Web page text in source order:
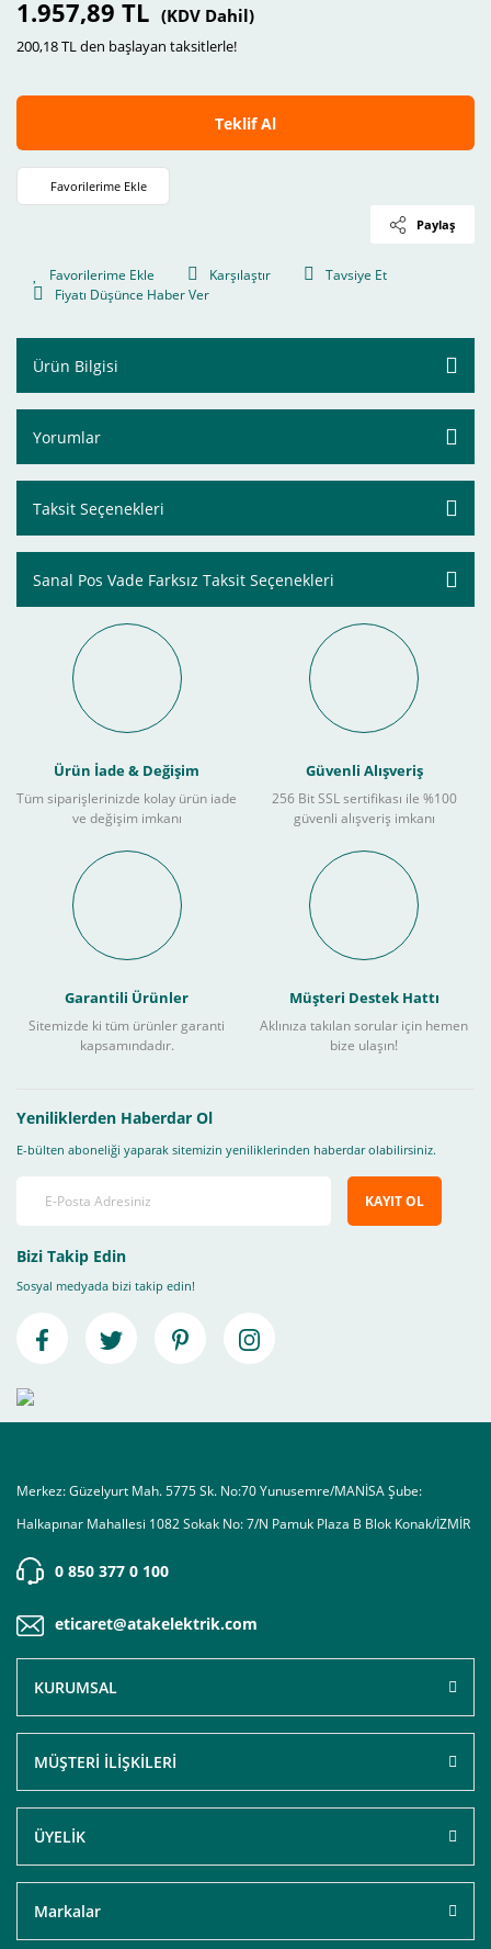
1.957,89 TL (KDV Dahil)
200,18 TL den başlayan taksitlerle!
Teklif Al
Paylaş
Karşılaştır
Tavsiye Et
Fiyatı Düşünce Haber Ver
Ürün Bilgisi
Yorumlar
Taksit Seçenekleri
Sanal Pos Vade Farksız Taksit Seçenekleri
Ürün İade & Değişim
Tüm siparişlerinizde kolay ürün iade
ve değişim imkanı
Güvenli Alışveriş
256 Bit SSL sertifikası ile %100
güvenli alışveriş imkanı
Garantili Ürünler
Sitemizde ki tüm ürünler garanti
kapsamındadır.
Müşteri Destek Hattı
Aklınıza takılan sorular için hemen
bize ulaşın!
Yeniliklerden Haberdar Ol
E-bülten aboneliği yaparak sitemizin yeniliklerinden haberdar olabilirsiniz.
KAYIT OL
Bizi Takip Edin
Sosyal medyada bizi takip edin!
Merkez: Güzelyurt Mah. 5775 Sk. No:70 Yunusemre/MANİSA Şube:
Halkapınar Mahallesi 1082 Sokak No: 7/N Pamuk Plaza B Blok Konak/İZMİR
0 850 377 0 100
eticaret@atakelektrik.com
KURUMSAL
MÜŞTERİ İLİŞKİLERİ
ÜYELİK
Markalar